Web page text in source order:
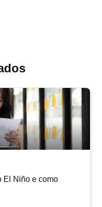
El Niño e como